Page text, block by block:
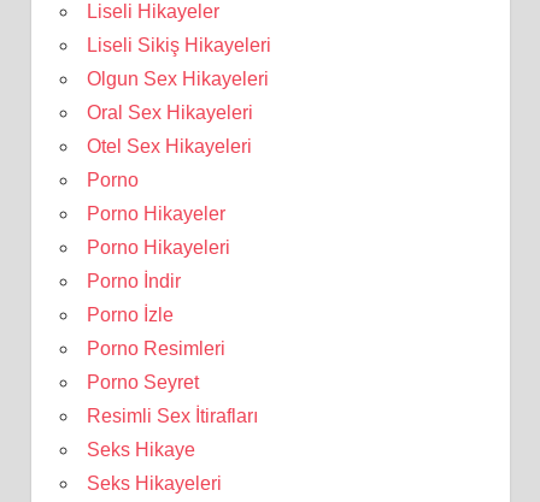
Liseli Hikayeler
Liseli Sikiş Hikayeleri
Olgun Sex Hikayeleri
Oral Sex Hikayeleri
Otel Sex Hikayeleri
Porno
Porno Hikayeler
Porno Hikayeleri
Porno İndir
Porno İzle
Porno Resimleri
Porno Seyret
Resimli Sex İtirafları
Seks Hikaye
Seks Hikayeleri